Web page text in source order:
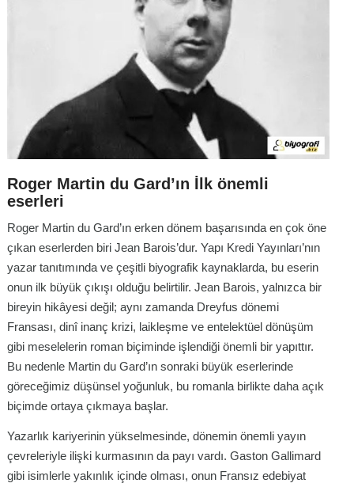
Roger Martin du Gard’ın İlk önemli
eserleri
Roger Martin du Gard’ın erken dönem başarısında en çok öne
çıkan eserlerden biri Jean Barois’dur. Yapı Kredi Yayınları’nın
yazar tanıtımında ve çeşitli biyografik kaynaklarda, bu eserin
onun ilk büyük çıkışı olduğu belirtilir. Jean Barois, yalnızca bir
bireyin hikâyesi değil; aynı zamanda Dreyfus dönemi
Fransası, dinî inanç krizi, laikleşme ve entelektüel dönüşüm
gibi meselelerin roman biçiminde işlendiği önemli bir yapıttır.
Bu nedenle Martin du Gard’ın sonraki büyük eserlerinde
göreceğimiz düşünsel yoğunluk, bu romanla birlikte daha açık
biçimde ortaya çıkmaya başlar.
Yazarlık kariyerinin yükselmesinde, dönemin önemli yayın
çevreleriyle ilişki kurmasının da payı vardı. Gaston Gallimard
gibi isimlerle yakınlık içinde olması, onun Fransız edebiyat